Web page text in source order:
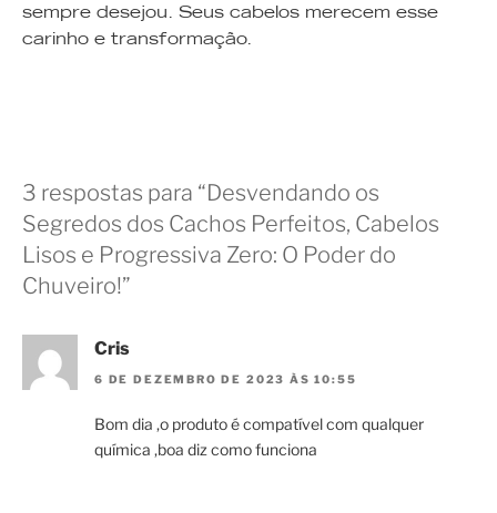
sempre desejou. Seus cabelos merecem esse
carinho e transformação.
3 respostas para “Desvendando os
Segredos dos Cachos Perfeitos, Cabelos
Lisos e Progressiva Zero: O Poder do
Chuveiro!”
Cris
6 DE DEZEMBRO DE 2023 ÀS 10:55
Bom dia ,o produto é compatível com qualquer
química ,boa diz como funciona